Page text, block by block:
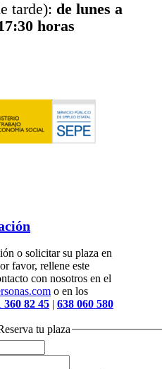
tarde): de lunes a
horas
o solicitar su plaza en
favor, rellene este
con nosotros en el
o en los
360 82 45 | 638 060 580
tu plaza